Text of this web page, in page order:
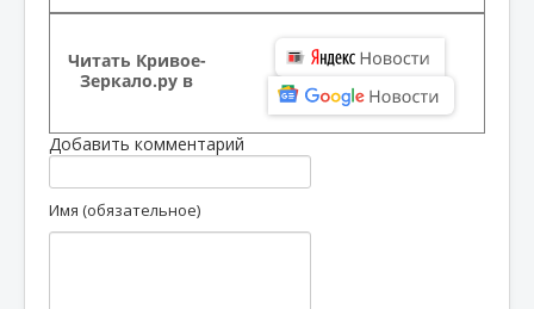
Читать Кривое-
Зеркало.ру в
Добавить комментарий
Имя (обязательное)